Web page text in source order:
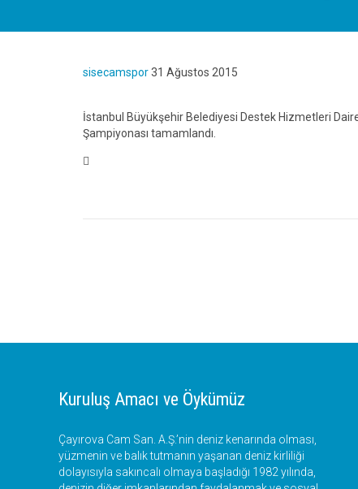
sisecamspor31 Ağustos 2015
İstanbul Büyükşehir Belediyesi Destek Hizmetleri
Şampiyonası tamamlandı.

Kuruluş Amacı ve Öykümüz
Çayırova Cam San. A.Ş.’nin deniz kenarında olması,
yüzmenin ve balık tutmanın yaşanan deniz kirliliği
dolayısıyla sakıncalı olmaya başladığı 1982 yılında,